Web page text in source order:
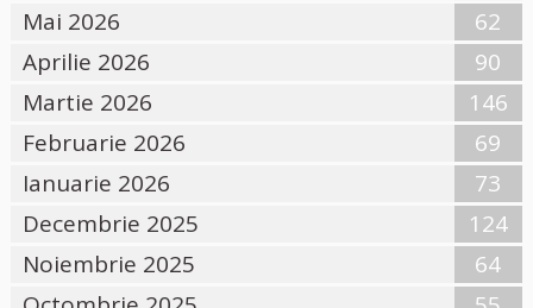
Mai 2026
62
Aprilie 2026
90
Martie 2026
146
Februarie 2026
69
Ianuarie 2026
73
Decembrie 2025
124
Noiembrie 2025
64